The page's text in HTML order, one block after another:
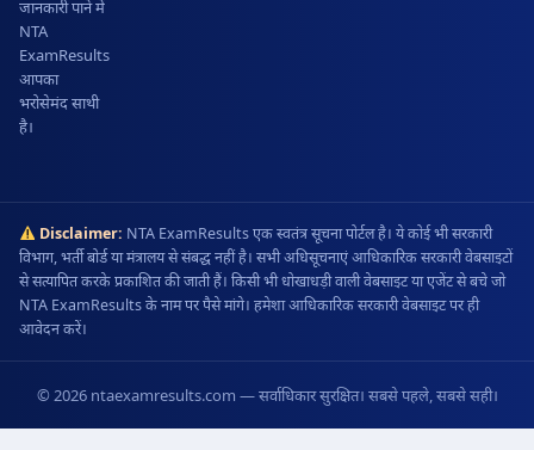
जानकारी पाने में
NTA
ExamResults
आपका
भरोसेमंद साथी
है।
Disclaimer: NTA ExamResults एक स्वतंत्र सूचना पोर्टल है। ये कोई भी सरकारी
विभाग, भर्ती बोर्ड या मंत्रालय से संबद्ध नहीं है। सभी अधिसूचनाएं आधिकारिक सरकारी वेबसाइटों
से सत्यापित करके प्रकाशित की जाती हैं। किसी भी धोखाधड़ी वाली वेबसाइट या एजेंट से बचे जो
NTA ExamResults के नाम पर पैसे मांगे। हमेशा आधिकारिक सरकारी वेबसाइट पर ही
आवेदन करें।
© 2026 ntaexamresults.com — सर्वाधिकार सुरक्षित। सबसे पहले, सबसे सही।